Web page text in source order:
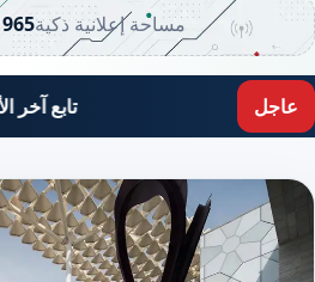
مساحة إعلانية ذكية965 الإخبارية
عاجل تابع آخر الأخبار